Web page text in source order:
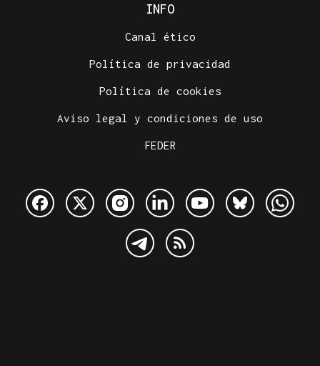
INFO
Canal ético
Política de privacidad
Política de cookies
Aviso legal y condiciones de uso
FEDER